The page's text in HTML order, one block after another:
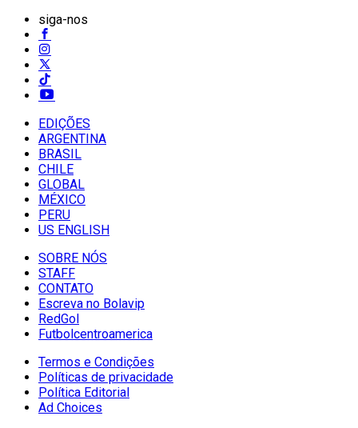
siga-nos
EDIÇÕES
ARGENTINA
BRASIL
CHILE
GLOBAL
MÉXICO
PERU
US ENGLISH
SOBRE NÓS
STAFF
CONTATO
Escreva no Bolavip
RedGol
Futbolcentroamerica
Termos e Condições
Políticas de privacidade
Política Editorial
Ad Choices